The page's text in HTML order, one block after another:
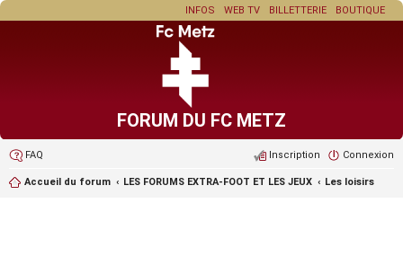
BOUTIQUE
BILLETTERIE
WEB TV
INFOS
FORUM DU FC METZ
FAQ Connexion
Inscription
Accueil du forum LES FORUMS EXTRA-FOOT ET LES JEUX Les loisirs